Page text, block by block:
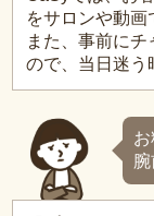
をサロンや動画
また、事前に
ので、当日迷う